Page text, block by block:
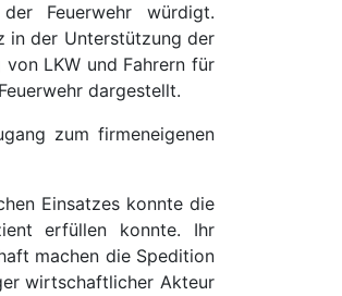
Feuerwehr würdigt.
in der Unterstützung der
LKW und Fahrern für
dargestellt.
zum firmeneigenen
Einsatzes konnte die
erfüllen konnte. Ihr
machen die Spedition
wirtschaftlicher Akteur